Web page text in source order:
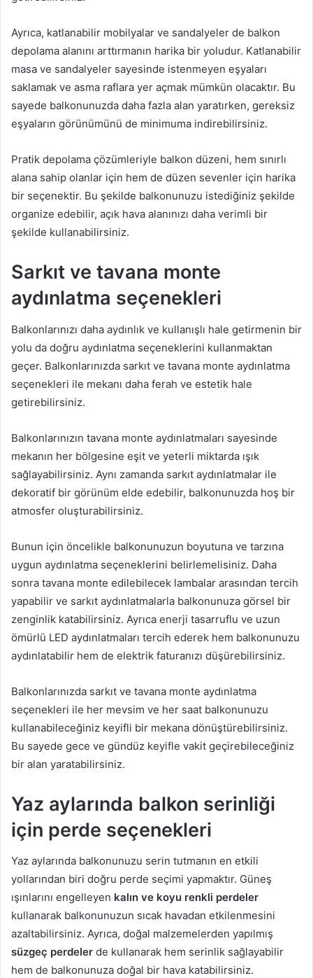
Ayrıca, katlanabilir mobilyalar ve sandalyeler de balkon
depolama alanını arttırmanın harika bir yoludur. Katlanabilir
masa ve sandalyeler sayesinde istenmeyen eşyaları
saklamak ve asma raflara yer açmak mümkün olacaktır. Bu
sayede balkonunuzda daha fazla alan yaratırken, gereksiz
eşyaların görünümünü de minimuma indirebilirsiniz.
Pratik depolama çözümleriyle balkon düzeni, hem sınırlı
alana sahip olanlar için hem de düzen sevenler için harika
bir seçenektir. Bu şekilde balkonunuzu istediğiniz şekilde
organize edebilir, açık hava alanınızı daha verimli bir
şekilde kullanabilirsiniz.
Sarkıt ve tavana monte
aydınlatma seçenekleri
Balkonlarınızı daha aydınlık ve kullanışlı hale getirmenin bir
yolu da doğru aydınlatma seçeneklerini kullanmaktan
geçer. Balkonlarınızda sarkıt ve tavana monte aydınlatma
seçenekleri ile mekanı daha ferah ve estetik hale
getirebilirsiniz.
Balkonlarınızın tavana monte aydınlatmaları sayesinde
mekanın her bölgesine eşit ve yeterli miktarda ışık
sağlayabilirsiniz. Aynı zamanda sarkıt aydınlatmalar ile
dekoratif bir görünüm elde edebilir, balkonunuzda hoş bir
atmosfer oluşturabilirsiniz.
Bunun için öncelikle balkonunuzun boyutuna ve tarzına
uygun aydınlatma seçeneklerini belirlemelisiniz. Daha
sonra tavana monte edilebilecek lambalar arasından tercih
yapabilir ve sarkıt aydınlatmalarla balkonunuza görsel bir
zenginlik katabilirsiniz. Ayrıca enerji tasarruflu ve uzun
ömürlü LED aydınlatmaları tercih ederek hem balkonunuzu
aydınlatabilir hem de elektrik faturanızı düşürebilirsiniz.
Balkonlarınızda sarkıt ve tavana monte aydınlatma
seçenekleri ile her mevsim ve her saat balkonunuzu
kullanabileceğiniz keyifli bir mekana dönüştürebilirsiniz.
Bu sayede gece ve gündüz keyifle vakit geçirebileceğiniz
bir alan yaratabilirsiniz.
Yaz aylarında balkon serinliği
için perde seçenekleri
Yaz aylarında balkonunuzu serin tutmanın en etkili
yollarından biri doğru perde seçimi yapmaktır. Güneş
ışınlarını engelleyen kalın ve koyu renkli perdeler
kullanarak balkonunuzun sıcak havadan etkilenmesini
azaltabilirsiniz. Ayrıca, doğal malzemelerden yapılmış
süzgeç perdeler de kullanarak hem serinlik sağlayabilir
hem de balkonunuza doğal bir hava katabilirsiniz.